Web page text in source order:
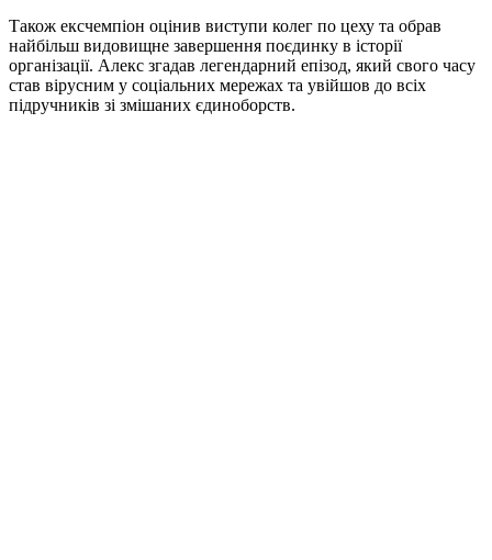
Також ексчемпіон оцінив виступи колег по цеху та обрав
найбільш видовищне завершення поєдинку в історії
організації. Алекс згадав легендарний епізод, який свого часу
став вірусним у соціальних мережах та увійшов до всіх
підручників зі змішаних єдиноборств.